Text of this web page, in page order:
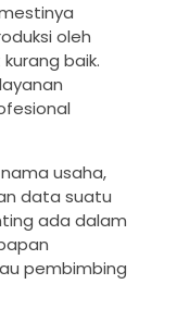
oleh
baik.
usaha,
data suatu
ada dalam
pembimbing